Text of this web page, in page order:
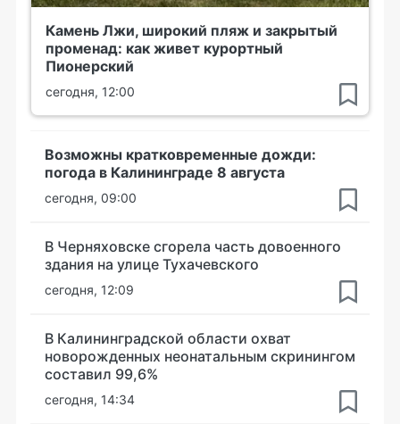
Камень Лжи, широкий пляж и закрытый
променад: как живет курортный
Пионерский
сегодня, 12:00
Возможны кратковременные дожди:
погода в Калининграде 8 августа
сегодня, 09:00
В Черняховске сгорела часть довоенного
здания на улице Тухачевского
сегодня, 12:09
В Калининградской области охват
новорожденных неонатальным скринингом
составил 99,6%
сегодня, 14:34